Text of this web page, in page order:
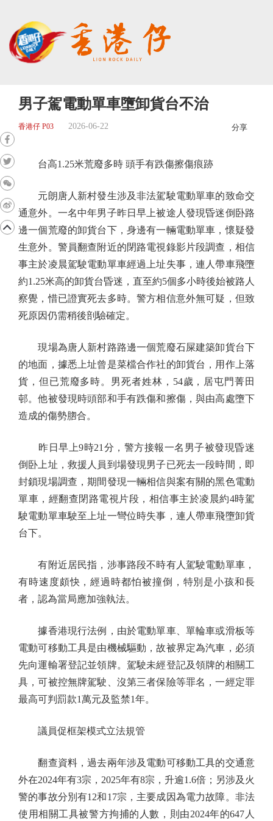
男子駕電動單車墮卸貨台不治
香港仔 P03 2026-06-22 分享
台高1.25米荒廢多時 頭手有跌傷擦傷痕跡
元朗唐人新村發生涉及非法駕駛電動單車的致命交
通意外。一名中年男子昨日早上被途人發現昏迷倒卧路
邊一個荒廢的卸貨台下，身邊有一輛電動單車，懷疑發
生意外。警員翻查附近的閉路電視錄影片段調查，相信
事主於凌晨駕駛電動單車經過上址失事，連人帶車飛墮
約1.25米高的卸貨台昏迷，直至約5個多小時後始被路人
察覺，惜已證實死去多時。警方相信意外無可疑，但致
死原因仍需稍後剖驗確定。
現場為唐人新村路路邊一個荒廢石屎建築卸貨台下
的地面，據悉上址曾是菜檔合作社的卸貨台，用作上落
貨，但已荒廢多時。男死者姓林，54歲，居屯門菁田
邨。他被發現時頭部和手有跌傷和擦傷，與由高處墮下
造成的傷勢脗合。
昨日早上9時21分，警方接報一名男子被發現昏迷
倒卧上址，救援人員到場發現男子已死去一段時間，即
封鎖現場調查，期間發現一輛相信與案有關的黑色電動
單車，經翻查閉路電視片段，相信事主於凌晨約4時駕
駛電動單車駛至上址一彎位時失事，連人帶車飛墮卸貨
台下。
有附近居民指，涉事路段不時有人駕駛電動單車，
有時速度頗快，經過時都怕被撞倒，特別是小孩和長
者，認為當局應加強執法。
據香港現行法例，由於電動單車、單輪車或滑板等
電動可移動工具是由機械驅動，故被界定為汽車，必須
先向運輸署登記並領牌。駕駛未經登記及領牌的相關工
具，可被控無牌駕駛、沒第三者保險等罪名，一經定罪
最高可判罰款1萬元及監禁1年。
議員促框架模式立法規管
翻查資料，過去兩年涉及電動可移動工具的交通意
外在2024年有3宗，2025年有8宗，升逾1.6倍；另涉及火
警的事故分別有12和17宗，主要成因為電力故障。非法
使用相關工具被警方拘捕的人數，則由2024年的647人